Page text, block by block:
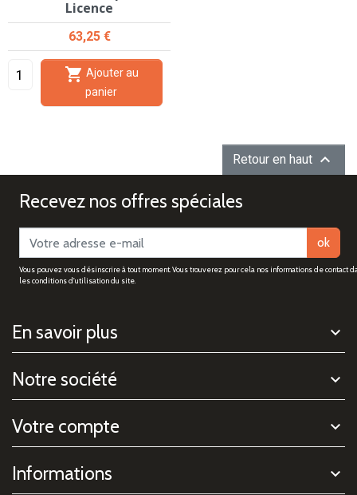
Licence
Prix
63,25 €

panier
Retour en haut 
Recevez nos offres spéciales
ok
Vous pouvez vous désinscrire à tout moment. Vous trouverez pour cela nos informations de contact
les conditions d'utilisation du site.
En savoir plus
Notre société
Votre compte
Informations